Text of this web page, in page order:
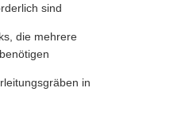
sind
die mehrere
in